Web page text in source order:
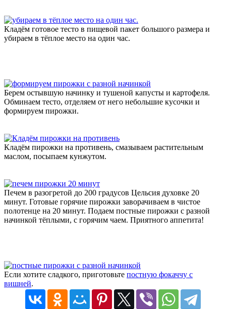
Кладём готовое тесто в пищевой пакет большого размера и
убираем в тёплое место на один час.
Берем остывшую начинку и тушеной капусты и картофеля.
Обминаем тесто, отделяем от него небольшие кусочки и
формируем пирожки.
Кладём пирожки на противень, смазываем растительным
маслом, посыпаем кунжутом.
Печем в разогретой до 200 градусов Цельсия духовке 20
минут. Готовые горячие пирожки заворачиваем в чистое
полотенце на 20 минут. Подаем постные пирожки с разной
начинкой тёплыми, с горячим чаем. Приятного аппетита!
Если хотите сладкого, приготовьте постную фокаччу с
вишней.